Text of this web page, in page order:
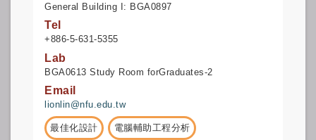
General Building I: BGA0897
Tel
+886-5-631-5355
Lab
BGA0613 Study Room forGraduates-2
Email
lionlin@nfu.edu.tw
最佳化設計 電腦輔助工程分析